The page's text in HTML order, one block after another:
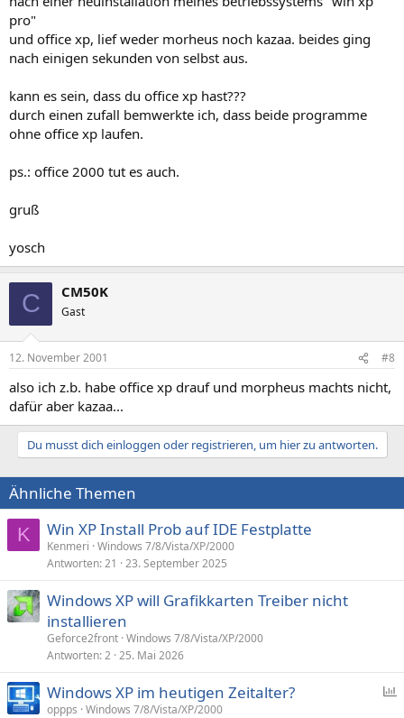
pro"
und office xp, lief weder morheus noch kazaa. beides ging
nach einigen sekunden von selbst aus.
kann es sein, dass du office xp hast???
durch einen zufall bemwerkte ich, dass beide programme
ohne office xp laufen.
ps.: office 2000 tut es auch.
gruß
yosch
C CM50K
Gast
12. November 2001 #8
also ich z.b. habe office xp drauf und morpheus machts nicht,
dafür aber kazaa...
Du musst dich einloggen oder registrieren, um hier zu antworten.
Ähnliche Themen
K Win XP Install Prob auf IDE Festplatte
Kenmeri Windows 7/8/Vista/XP/2000
Antworten 21 23. September 2025
Windows XP will Grafikkarten Treiber nicht
installieren
Geforce2front Windows 7/8/Vista/XP/2000
Antworten 2 25. Mai 2026
Windows XP im heutigen Zeitalter?
oppps Windows 7/8/Vista/XP/2000